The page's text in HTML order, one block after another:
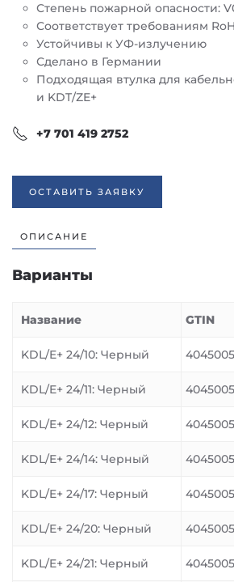
Степень пожарной опасности:
Соответствует требованиям
Устойчивы к УФ-излучению
Сделано в Германии
Подходящая втулка для
и KDT/ZE+
+7 701 419 2752
ОСТАВИТЬ ЗАЯВКУ
ОПИСАНИЕ
Варианты
Название GTIN
KDL/E+ 24/10: Черный
KDL/E+ 24/11: Черный
KDL/E+ 24/12: Черный
KDL/E+ 24/14: Черный
KDL/E+ 24/17: Черный
KDL/E+ 24/20: Черный
KDL/E+ 24/21: Черный